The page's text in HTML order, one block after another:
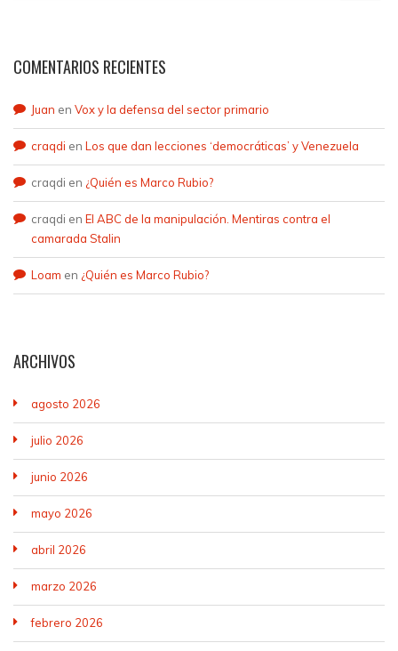
COMENTARIOS RECIENTES
Juan en Vox y la defensa del sector primario
craqdi en Los que dan lecciones ‘democráticas’ y Venezuela
craqdi en ¿Quién es Marco Rubio?
craqdi en El ABC de la manipulación. Mentiras contra el
camarada Stalin
Loam en ¿Quién es Marco Rubio?
ARCHIVOS
agosto 2026
julio 2026
junio 2026
mayo 2026
abril 2026
marzo 2026
febrero 2026